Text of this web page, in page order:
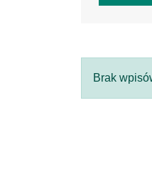
Brak